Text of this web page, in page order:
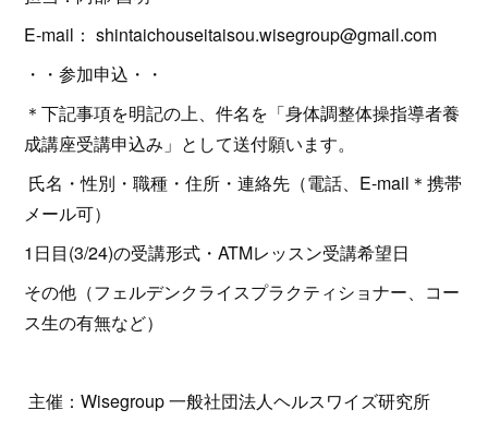
E-mail： shintaichouseitaisou.wisegroup@gmail.com
・・参加申込・・
＊下記事項を明記の上、件名を「身体調整体操指導者養
成講座受講申込み」として送付願います。
氏名・性別・職種・住所・連絡先（電話、E-mail＊携帯
メール可）
1日目(3/24)の受講形式・ATMレッスン受講希望日
その他（フェルデンクライスプラクティショナー、コー
ス生の有無など）
主催：Wisegroup 一般社団法人ヘルスワイズ研究所